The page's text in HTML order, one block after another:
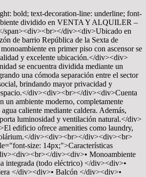
bold; text-decoration-line: underline; font-
dividido en VENTA Y ALQUILER –
span><div><br></div><div>Ubicado en
de barrio República de la Sexta de
en primer piso con ascensor se
y excelente ubicación.</div><div>
se encuentra dividida mediante un
una cómoda separación entre el sector
brindando mayor privacidad y
div><div><br></div><div>Cuenta
un ambiente moderno, completamente
caliente mediante caldera. Además,
luminosidad y ventilación natural.</div>
edificio ofrece amenities como laundry,
div><div><br></div><div><br>
size: 14px;">Características
div><div>• Monoambiente
integrada (todo eléctrico) </div><div>•
</div><div>• Balcón </div><div>•